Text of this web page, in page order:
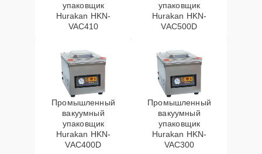
упаковщик
Hurakan HKN-
VAC410
упаковщик
Hurakan HKN-
VAC500D
Промышленный
вакуумный
упаковщик
Hurakan HKN-
VAC400D
Промышленный
вакуумный
упаковщик
Hurakan HKN-
VAC300